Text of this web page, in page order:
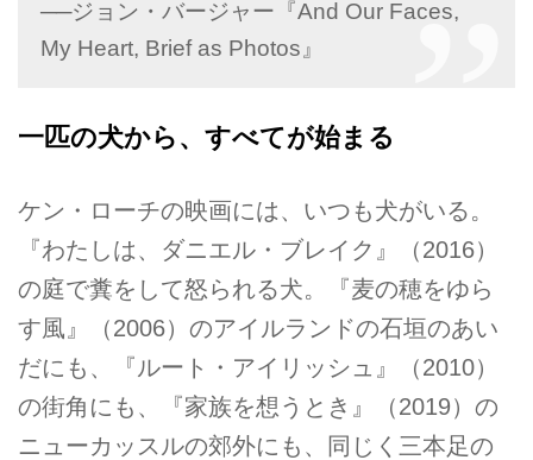
──ジョン・バージャー『And Our Faces,
My Heart, Brief as Photos』
一匹の犬から、すべてが始まる
ケン・ローチの映画には、いつも犬がいる。
『わたしは、ダニエル・ブレイク』（2016）
の庭で糞をして怒られる犬。『麦の穂をゆら
す風』（2006）のアイルランドの石垣のあい
だにも、『ルート・アイリッシュ』（2010）
の街角にも、『家族を想うとき』（2019）の
ニューカッスルの郊外にも、同じく三本足の